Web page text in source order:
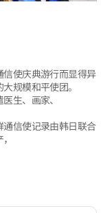
使庆典游行而显得异
规模和平使团。
生、画家、
信使记录由韩日联合